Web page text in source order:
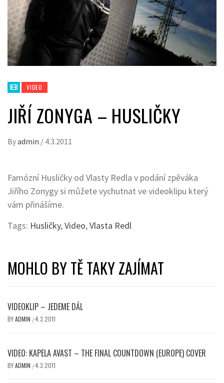
VIDEO
JIŘÍ ZONYGA – HUSLIČKY
Byadmin / 4.3.2011
Famózní Husličky od Vlasty Redla v podání zpěváka
Jiřího Zonygy si můžete vychutnat ve videoklipu který
vám přinášíme.
Tags: Husličky,Video,Vlasta Redl
MOHLO BY TĚ TAKY ZAJÍMAT
VIDEOKLIP – JEDEME DÁL
BYADMIN /4.3.2011
VIDEO: KAPELA AVAST – THE FINAL COUNTDOWN (EUROPE) COVER
BYADMIN /4.3.2011